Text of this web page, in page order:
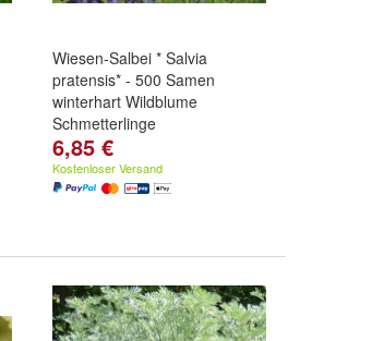
Wiesen-Salbei * Salvia
pratensis* - 500 Samen
winterhart Wildblume
Schmetterlinge
6,85 €
Kostenloser Versand